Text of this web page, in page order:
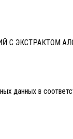
С ЭКСТРАКТОМ
данных в